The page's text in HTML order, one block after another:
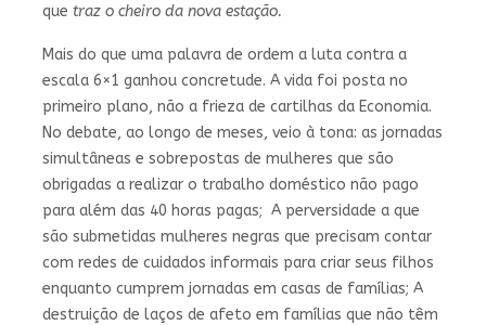
que traz o cheiro da nova estação.
Mais do que uma palavra de ordem a luta contra a
escala 6×1 ganhou concretude. A vida foi posta no
primeiro plano, não a frieza de cartilhas da Economia.
No debate, ao longo de meses, veio à tona: as jornadas
simultâneas e sobrepostas de mulheres que são
obrigadas a realizar o trabalho doméstico não pago
para além das 40 horas pagas; A perversidade a que
são submetidas mulheres negras que precisam contar
com redes de cuidados informais para criar seus filhos
enquanto cumprem jornadas em casas de famílias; A
destruição de laços de afeto em famílias que não têm